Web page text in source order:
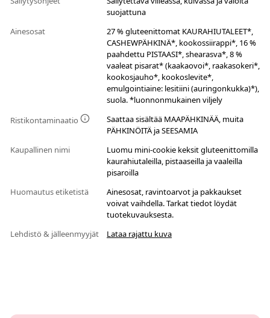
suojattuna
Ainesosat
27 % gluteenittomat KAURAHIUTALEET*,
CASHEWPÄHKINÄ*, kookossiirappi*, 16 %
paahdettu PISTAASI*, shearasva*, 8 %
vaaleat pisarat* (kaakaovoi*, raakasokeri*,
kookosjauho*, kookoslevite*,
emulgointiaine: lesitiini (auringonkukka)*),
suola. *luonnonmukainen viljely
Ristikontaminaatio
Saattaa sisältää MAAPÄHKINÄÄ, muita
PÄHKINÖITÄ ja SEESAMIA
Kaupallinen nimi
Luomu mini-cookie keksit gluteenittomilla
kaurahiutaleilla, pistaaseilla ja vaaleilla
pisaroilla
Huomautus etiketistä
Ainesosat, ravintoarvot ja pakkaukset
voivat vaihdella. Tarkat tiedot löydät
tuotekuvauksesta.
Lehdistö & jälleenmyyjät
Lataa rajattu kuva